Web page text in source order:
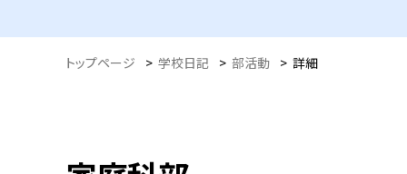
トップページ > 学校日記 > 部活動 > 詳細